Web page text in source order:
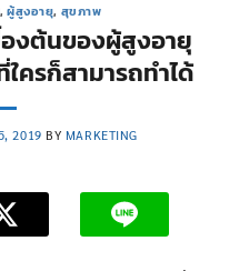
,ผู้สูงอายุ, สุขภาพ
งต้นของผู้สูงอายุ
ครก็สามารถทำได้
2019 BY MARKETING